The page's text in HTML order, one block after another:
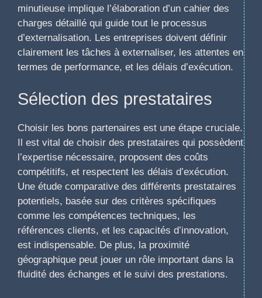
minutieuse implique l’élaboration d’un cahier des
charges détaillé qui guide tout le processus
d’externalisation. Les entreprises doivent définir
clairement les tâches à externaliser, les attentes en
termes de performance, et les délais d’exécution.
Sélection des prestataires
Choisir les bons partenaires est une étape cruciale.
Il est vital de choisir des prestataires qui possèdent
l’expertise nécessaire, proposent des coûts
compétitifs, et respectent les délais d’exécution.
Une étude comparative des différents prestataires
potentiels, basée sur des critères spécifiques
comme les compétences techniques, les
références clients, et les capacités d’innovation,
est indispensable. De plus, la proximité
géographique peut jouer un rôle important dans la
fluidité des échanges et le suivi des prestations.